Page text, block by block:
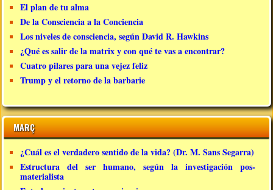
El plan de tu alma
De la Consciencia a la Conciencia
Los niveles de consciencia, según David R. Hawkins
¿Qué es salir de la matrix y con qué te vas a encontrar?
Cuatro pilares para una vejez feliz
Trump y el retorno de la barbarie
MARÇ
¿Cuál es el verdadero sentido de la vida? (Dr. M. Sans Segarra)
Estructura del ser humano, según la investigación pos-
materialista